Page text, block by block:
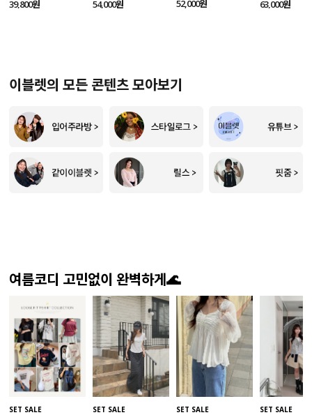
39,800원 54,000원 52,000원 63,000원
이블렛의 모든 콘텐츠 모아보기
여름코디 고민없이 완벽하게🌊
SET SALE SET SALE SET SALE SET SALE